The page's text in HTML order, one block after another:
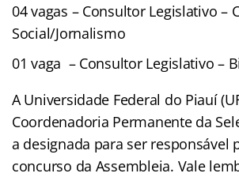
04 vagas – Consultor Legislativo –
Social/Jornalismo
01 vaga – Consultor Legislativo –
A Universidade Federal do Piauí
Coordenadoria Permanente da
a designada para ser responsável
concurso da Assembleia. Vale